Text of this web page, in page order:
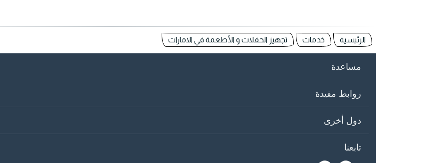
الرئيسية خدمات تجهيز الحفلات و الأطعمة في الامارات
مساعدة
روابط مفيدة
دول أخرى
تابعنا